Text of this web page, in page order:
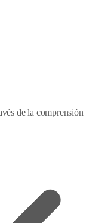
de la comprensión